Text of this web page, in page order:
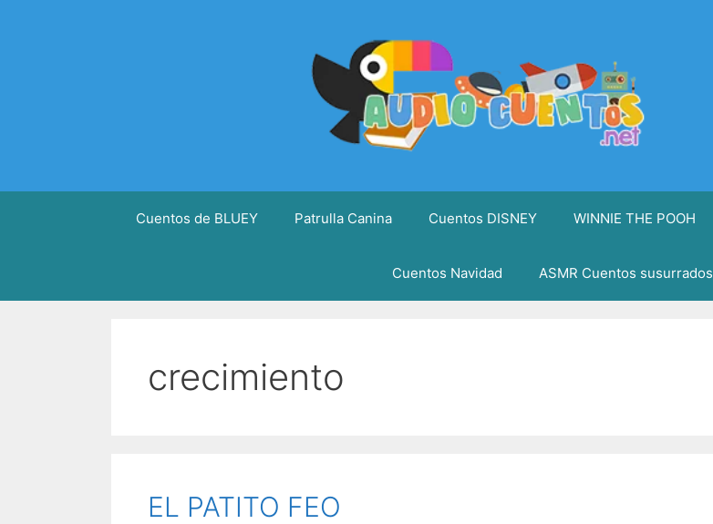
Cuentos de BLUEY Patrulla Canina Cuentos DISNEY WINNIE THE POOH
Cuentos Navidad ASMR Cuentos susurrados
crecimiento
EL PATITO FEO